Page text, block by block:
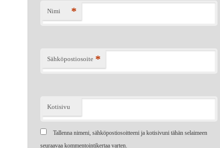
Nimi *
Sähköpostiosoite *
Kotisivu
Tallenna nimeni, sähköpostiosoitteeni ja kotisivuni tähän selaimeen
seuraavaa kommentointikertaa varten.